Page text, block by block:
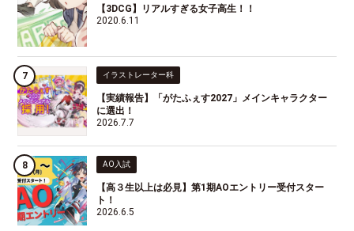
【3DCG】リアルすぎる女子高生！！
2020.6.11
イラストレーター科
【実績報告】「がたふぇす2027」メインキャラクター
に選出！
2026.7.7
AO入試
【高３生以上は必見】第1期AOエントリー受付スター
ト！
2026.6.5